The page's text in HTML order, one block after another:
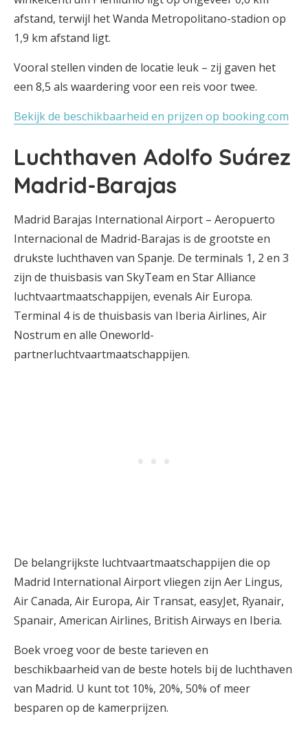
afstand, terwijl het Wanda Metropolitano-stadion op
1,9 km afstand ligt.
Vooral stellen vinden de locatie leuk – zij gaven het
een 8,5 als waardering voor een reis voor twee.
Bekijk de beschikbaarheid en prijzen op booking.com
Luchthaven Adolfo Suárez
Madrid-Barajas
Madrid Barajas International Airport – Aeropuerto
Internacional de Madrid-Barajas is de grootste en
drukste luchthaven van Spanje. De terminals 1, 2 en 3
zijn de thuisbasis van SkyTeam en Star Alliance
luchtvaartmaatschappijen, evenals Air Europa.
Terminal 4 is de thuisbasis van Iberia Airlines, Air
Nostrum en alle Oneworld-
partnerluchtvaartmaatschappijen.
De belangrijkste luchtvaartmaatschappijen die op
Madrid International Airport vliegen zijn Aer Lingus,
Air Canada, Air Europa, Air Transat, easyJet, Ryanair,
Spanair, American Airlines, British Airways en Iberia.
Boek vroeg voor de beste tarieven en
beschikbaarheid van de beste hotels bij de luchthaven
van Madrid. U kunt tot 10%, 20%, 50% of meer
besparen op de kamerprijzen.